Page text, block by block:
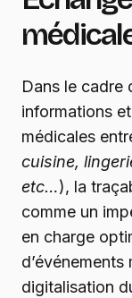
Dans le cadre
informations
médicales
cuisine,
etc…), la
comme un
en charge
digitalisation